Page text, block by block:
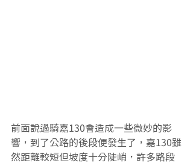
前面說過騎嘉130會造成一些微妙的影
響，到了公路的後段便發生了，嘉130雖
然距離較短但坡度十分陡峭，許多路段